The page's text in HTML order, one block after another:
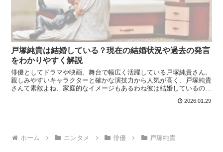
戸塚純貴は結婚している？現在の結婚状況や過去の発言
をわかりやすく解説
俳優としてドラマや映画、舞台で幅広く活躍している戸塚純貴さん。
親しみやすいキャラクターと確かな演技力から人気が高く、戸塚純貴
さんて素敵よね、家庭的なイメージもあるわね彼は結婚しているの？
2026.01.29
ホーム エンタメ 俳優 戸塚純貴